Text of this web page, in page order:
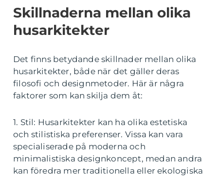
Skillnaderna mellan olika
husarkitekter
Det finns betydande skillnader mellan olika
husarkitekter, både när det gäller deras
filosofi och designmetoder. Här är några
faktorer som kan skilja dem åt:
1. Stil: Husarkitekter kan ha olika estetiska
och stilistiska preferenser. Vissa kan vara
specialiserade på moderna och
minimalistiska designkoncept, medan andra
kan föredra mer traditionella eller ekologiska